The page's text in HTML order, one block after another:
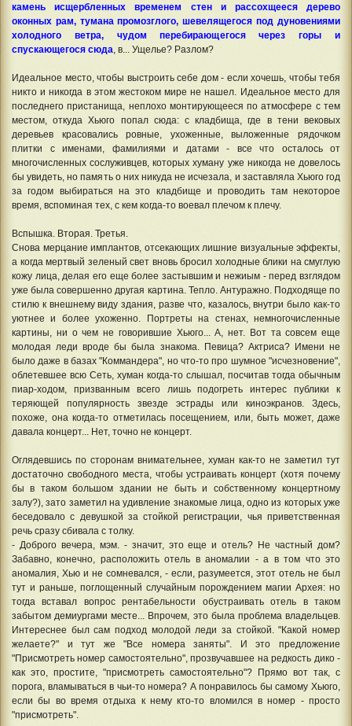
камень исщербленных временем стен и рассохщееся дерево
оконных рам, тумана промозглого, шевелящегося под дуновениями
холодного ветра, чудом перебирающегося через горы и
спускающегося сюда, в... Ущелье? Разлом?
Идеальное место, чтобы выстроить себе дом - если хочешь, чтобы тебя
никто и никогда в этом жестоком мире не нашел. Идеальное место для
последнего пристанища, неплохо монтирующееся по атмосфере с тем
местом, откуда Хьюго попал сюда: с кладбища, где в тени вековых
деревьев красовались ровные, ухоженные, выложенные рядочком
плитки с именами, фамилиями и датами - все что осталось от
многочисленных сослуживцев, которых хуману уже никогда не довелось
бы увидеть, но память о них никуда не исчезала, и заставляла Хьюго год
за годом выбираться на это кладбище и проводить там некоторое
время, вспоминая тех, с кем когда-то воевал плечом к плечу.
Вспышка. Вторая. Третья.
Снова мерцание имплантов, отсекающих лишние визуальные эффекты,
а когда мертвый зеленый свет вновь бросил холодные блики на смуглую
кожу лица, делая его еще более застывшим и нежиым - перед взглядом
уже была совершенно другая картина. Тепло. Антуражно. Подходяще по
стилю к внешнему виду здания, разве что, казалось, внутри было как-то
уютнее и более ухоженно. Портреты на стенах, немногочисленные
картины, ни о чем не говорившие Хьюго... А, нет. Вот та совсем еще
молодая леди вроде бы была знакома. Певица? Актриса? Имени не
было даже в базах "Коммандера", но что-то про шумное "исчезновение",
облетевшее всю Сеть, хуман когда-то слышал, посчитав тогда обычным
пиар-ходом, призванным всего лишь подогреть интерес публики к
теряющей популярность звезде эстрады или киноэкранов. Здесь,
похоже, она когда-то отметилась посещением, или, быть может, даже
давала концерт... Нет, точно не концерт.
Оглядевшись по сторонам внимательнее, хуман как-то не заметил тут
достаточно свободного места, чтобы устраивать концерт (хотя почему
бы в таком большом здании не быть и собственному концертному
залу?), зато заметил на удивление знакомые лица, одно из которых уже
беседовало с девушкой за стойкой регистрации, чья приветственная
речь сразу сбивала с толку.
- Доброго вечера, мэм. - значит, это еще и отель? Не частный дом?
Забавно, конечно, расположить отель в аномалии - а в том что это
аномалия, Хью и не сомневался, - если, разумеется, этот отель не был
тут и раньше, поглощенный случайным порождением магии Архея: но
тогда вставал вопрос рентабельности обустраивать отель в таком
забытом демиургами месте... Впрочем, это была проблема владельцев.
Интереснее был сам подход молодой леди за стойкой. "Какой номер
желаете?" и тут же "Все номера заняты". И это предложение
"Присмотреть номер самостоятельно", прозвучавшее на редкость дико -
как это, простите, "присмотреть самостоятельно"? Прямо вот так, с
порога, вламываться в чьи-то номера? А понравилось бы самому Хьюго,
если бы во время отдыха к нему кто-то вломился в номер - просто
"присмотреть".